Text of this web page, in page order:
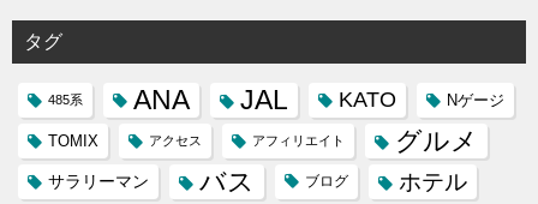
タグ
485系 ANA JAL KATO Nゲージ
TOMIX アクセス アフィリエイト グルメ
サラリーマン バス ブログ ホテル